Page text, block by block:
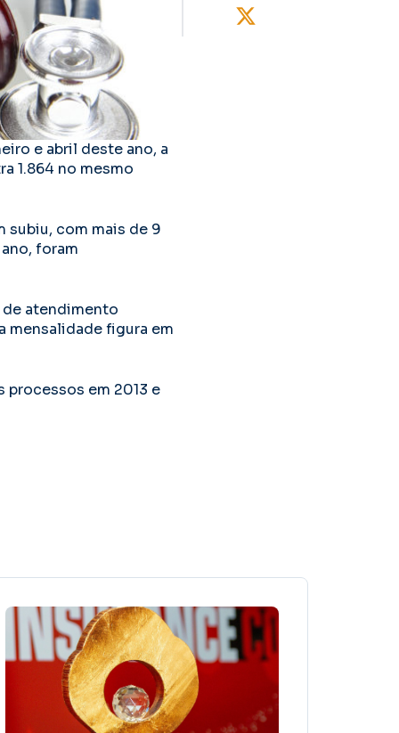
e abril deste ano, a
1.864 no mesmo
subiu, com mais de 9
foram
de atendimento
mensalidade figura em
processos em 2013 e